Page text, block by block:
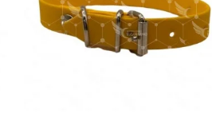
a la
lista de
deseos